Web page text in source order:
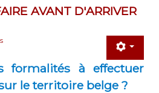
AVANT D'ARRIVER
formalités à effectuer
le territoire belge ?